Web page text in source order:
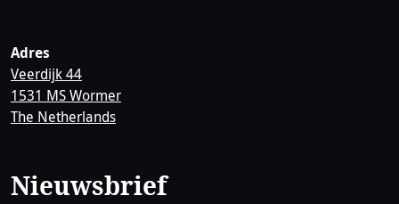
Adres
Veerdijk 44
1531 MS Wormer
The Netherlands
Nieuwsbrief